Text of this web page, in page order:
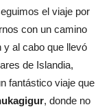
el viaje por
con un camino
al cabo que llevó
de Islandia,
fantástico viaje que
, donde no